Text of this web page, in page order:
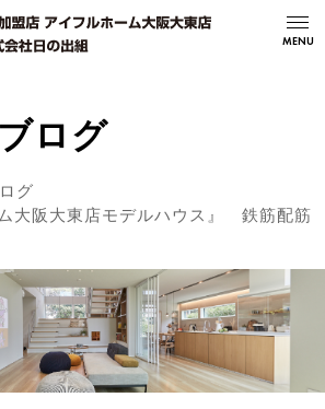
MENU
ログ
グ
ム大阪大東店モデルハウス』 鉄筋配筋